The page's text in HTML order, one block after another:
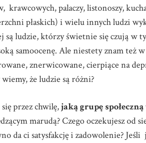
krawcowych, palaczy, listonoszy,
płaskich) i wielu innych ludzi
są ludzie, którzy świetnie się czują w
samoocenę. Ale niestety znam też
znerwicowane, cierpiące na
że ludzie są różni?
się przez chwilę,jaką grupę
marudą? Czego oczekujesz
da ci satysfakcję i zadowolenie?